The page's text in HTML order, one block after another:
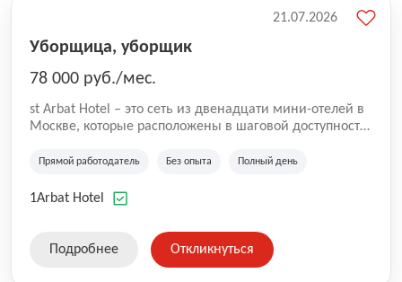
Уборщица, уборщик
78 000 руб./мес.
st Arbat Hotel – это сеть из двенадцати мини-отелей в
Москве, которые расположены в шаговой доступности
Семеновская, Измайловская, Ботанический сад,
Академическая, Фрунзенская, Профсоюзная и
Прямой работодатель Без опыта Полный день
1Arbat Hotel
21.07.2026
Подробнее Откликнуться